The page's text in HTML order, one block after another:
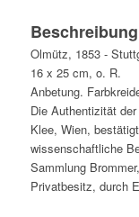
Olmütz, 1853 -
16 x 25 cm, o. R.
Anbetung.
Die Authentizität
Klee, Wien,
wissenschaftliche
Sammlung
Privatbesitz, durch